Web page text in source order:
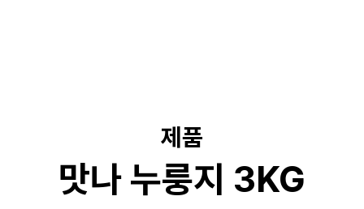
제품
맛나 누룽지 3KG